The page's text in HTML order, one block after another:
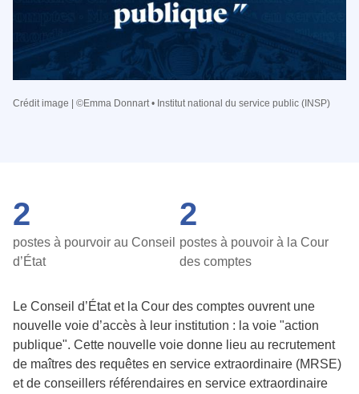
Crédit image | ©Emma Donnart • Institut national du service public (INSP)
2
postes à pourvoir au Conseil
d’État
2
postes à pouvoir à la Cour
des comptes
Le Conseil d’État et la Cour des comptes ouvrent une
nouvelle voie d’accès à leur institution : la voie "action
publique". Cette nouvelle voie donne lieu au recrutement
de maîtres des requêtes en service extraordinaire (MRSE)
et de conseillers référendaires en service extraordinaire